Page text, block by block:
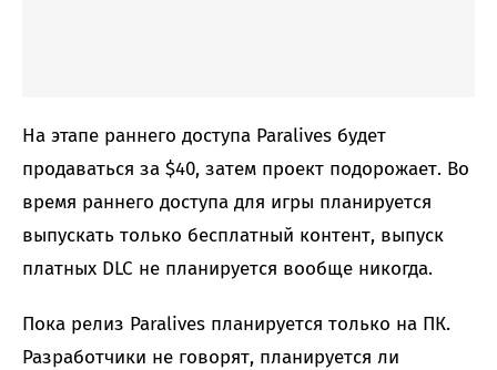
На этапе раннего доступа Paralives будет
продаваться за $40, затем проект подорожает. Во
время раннего доступа для игры планируется
выпускать только бесплатный контент, выпуск
платных DLC не планируется вообще никогда.
Пока релиз Paralives планируется только на ПК.
Разработчики не говорят, планируется ли